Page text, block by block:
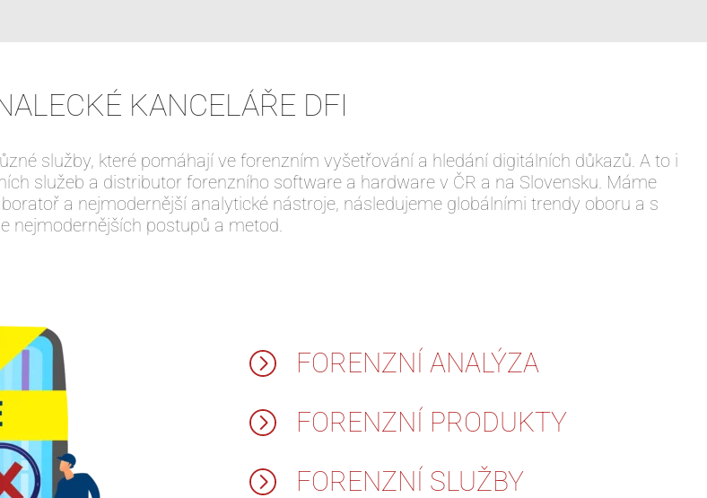
KANCELÁŘE DFI
služby, které pomáhají ve forenzním vyšetřování a hledání digitálních důkazů. A to i
služeb a distributor forenzního software a hardware v ČR a na Slovensku. Máme
a nejmodernější analytické nástroje, následujeme globálními trendy oboru a s
nejmodernějších postupů a metod.
FORENZNÍ ANALÝZA
FORENZNÍ PRODUKTY
FORENZNÍ SLUŽBY